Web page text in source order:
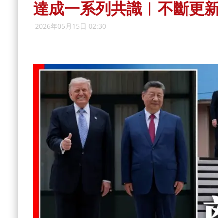
達成一系列共識︱不斷更
2026年05月15日 02:30